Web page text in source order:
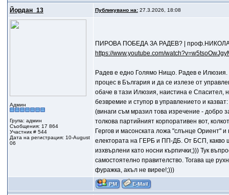
Йордан_13 Публикувано на:27.3.2026, 18:08
Админ
Група: админ
Съобщения: 17 864
Участник # 544
Дата на регистрация: 10-August
06
ПИРОВА ПОБЕДА ЗА РАДЕВ? |
https://www.youtube.com/
Радев е едно Голямо Нищо. Радев е Илюзия.
процес в България и да се излезе от
обаче в тази Илюзия, наистина е Спасител,
безвремие и ступор в управлението и
(винаги съм мразил това изречение - добро
толкова партийният корпоративен вот,
Гергов и масонската ложа "слънце Ориент" и
електората на ГЕРБ и ПП-ДБ. От БСП, какво
изхвърлени като носни кърпички;))) Тук
самостоятелно правителство. Тогава ще
фуражка, акъл не вирее!;)))